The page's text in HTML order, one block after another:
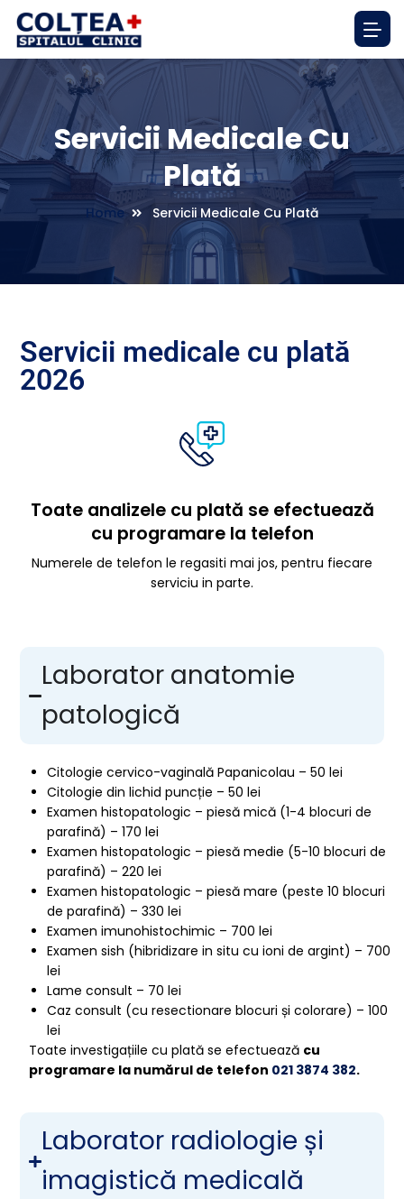
Servicii Medicale Cu
Plată
Home Servicii Medicale Cu Plată
Servicii medicale cu plată
2026
Toate analizele cu plată se efectuează
cu programare la telefon
Numerele de telefon le regasiti mai jos, pentru fiecare
serviciu in parte.
Laborator anatomie
patologică
Citologie cervico-vaginală Papanicolau – 50 lei
Citologie din lichid puncție – 50 lei
Examen histopatologic – piesă mică (1-4 blocuri de
parafină) – 170 lei
Examen histopatologic – piesă medie (5-10 blocuri de
parafină) – 220 lei
Examen histopatologic – piesă mare (peste 10 blocuri
de parafină) – 330 lei
Examen imunohistochimic – 700 lei
Examen sish (hibridizare in situ cu ioni de argint) – 700
lei
Lame consult – 70 lei
Caz consult (cu resectionare blocuri și colorare) – 100
lei
Toate investigațiile cu plată se efectuează cu
programare la numărul de telefon 021 3874 382.
Laborator radiologie și
imagistică medicală